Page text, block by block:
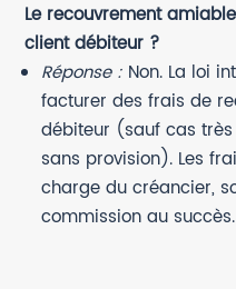
Le recouvrement
client débiteur ?
Réponse : Non. La loi
facturer des frais de
débiteur (sauf cas
sans provision). Les
charge du créancier,
commission au succès.